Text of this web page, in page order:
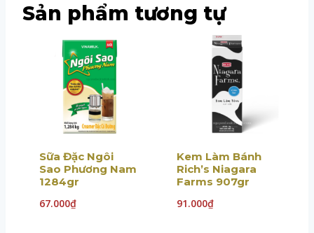
Sản phẩm tương tự
Sữa Đặc Ngôi
Sao Phương Nam
1284gr
67.000₫
Kem Làm Bánh
Rich’s Niagara
Farms 907gr
91.000₫